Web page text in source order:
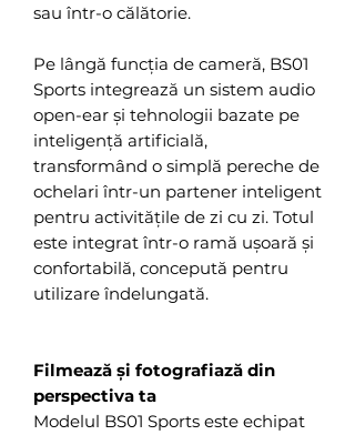
sau într-o călătorie.
Pe lângă funcția de cameră, BS01
Sports integrează un sistem audio
open-ear și tehnologii bazate pe
inteligență artificială,
transformând o simplă pereche de
ochelari într-un partener inteligent
pentru activitățile de zi cu zi. Totul
este integrat într-o ramă ușoară și
confortabilă, concepută pentru
utilizare îndelungată.
Filmează și fotografiază din
perspectiva ta
Modelul BS01 Sports este echipat